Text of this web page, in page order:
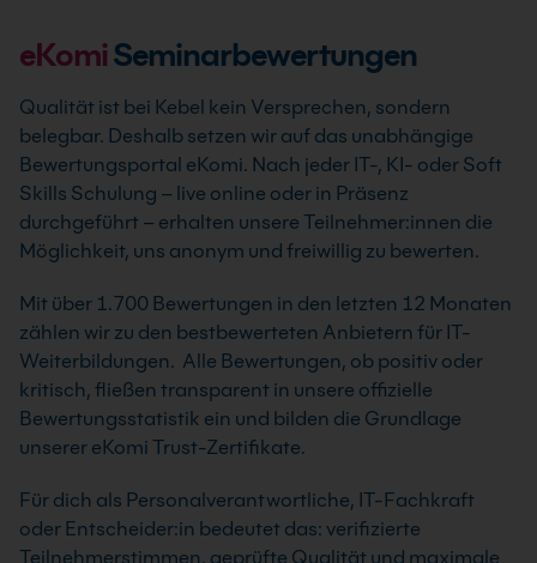
eKomiSeminarbewertungen
Qualität ist bei Kebel kein Versprechen, sondern
belegbar. Deshalb setzen wir auf das unabhängige
Bewertungsportal eKomi. Nach jeder IT-, KI- oder Soft
Skills Schulung – live online oder in Präsenz
durchgeführt – erhalten unsere Teilnehmer:innen die
Möglichkeit, uns anonym und freiwillig zu bewerten.
Mit über 1.700 Bewertungen in den letzten 12 Monaten
zählen wir zu den bestbewerteten Anbietern für IT-
Weiterbildungen. Alle Bewertungen, ob positiv oder
kritisch, fließen transparent in unsere offizielle
Bewertungsstatistik ein und bilden die Grundlage
unserer eKomi Trust-Zertifikate.
Für dich als Personalverantwortliche, IT-Fachkraft
oder Entscheider:in bedeutet das: verifizierte
Teilnehmerstimmen, geprüfte Qualität und maximale